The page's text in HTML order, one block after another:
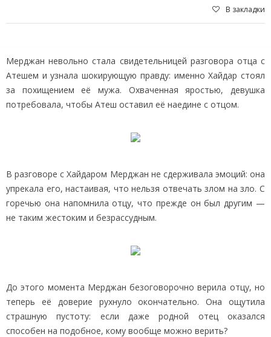
В закладки
Мерджан невольно стала свидетельницей разговора отца с
Атешем и узнала шокирующую правду: именно Хайдар стоял
за похищением её мужа. Охваченная яростью, девушка
потребовала, чтобы Атеш оставил её наедине с отцом.
В разговоре с Хайдаром Мерджан не сдерживала эмоций: она
упрекала его, настаивая, что нельзя отвечать злом на зло. С
горечью она напомнила отцу, что прежде он был другим —
не таким жестоким и безрассудным.
До этого момента Мерджан безоговорочно верила отцу, но
теперь её доверие рухнуло окончательно. Она ощутила
страшную пустоту: если даже родной отец оказался
способен на подобное, кому вообще можно верить?